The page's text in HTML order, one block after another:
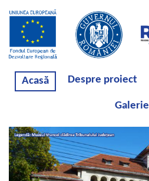
Acasă Despre proiect
Galerie